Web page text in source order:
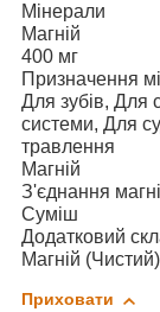
Мінерали
Магній
400 мг
Призначення
Для зубів, Для
системи, Для
травлення
Магній
З'єднання
Суміш
Додатковий
Магній (Чистий)
Приховати